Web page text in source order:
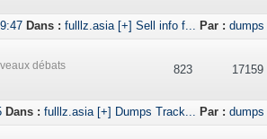
Dans : fulllz.asia [+] Sell info f... Par : dumps
débats 823 17159
Dans : fulllz.asia [+] Dumps Track... Par : dumps